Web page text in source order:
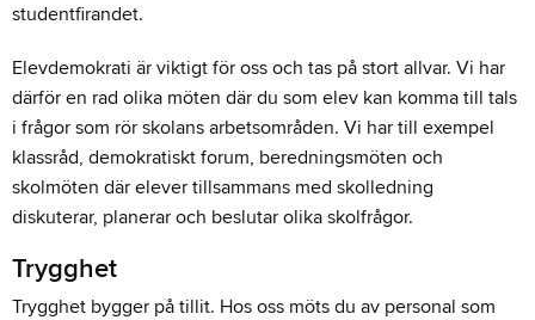
studentfirandet.
Elevdemokrati är viktigt för oss och tas på stort allvar. Vi har
därför en rad olika möten där du som elev kan komma till tals
i frågor som rör skolans arbetsområden. Vi har till exempel
klassråd, demokratiskt forum, beredningsmöten och
skolmöten där elever tillsammans med skolledning
diskuterar, planerar och beslutar olika skolfrågor.
Trygghet
Trygghet bygger på tillit. Hos oss möts du av personal som